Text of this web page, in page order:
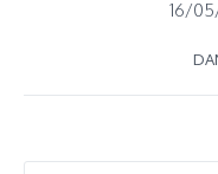
16/